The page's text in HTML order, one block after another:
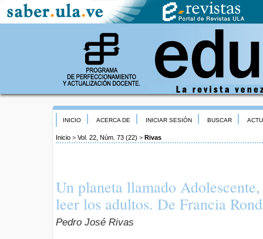
INICIO ACERCA DE INICIAR SESIÓN BUSCAR
Inicio > Vol. 22, Núm. 73 (22) > Rivas
Un planeta llamado
leer los adultos. De Francia
Pedro José Rivas